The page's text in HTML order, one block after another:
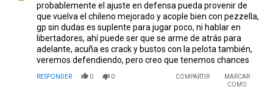
probablemente el ajuste en defensa pueda provenir de
que vuelva el chileno mejorado y acople bien con pezzella,
gp sin dudas es suplente para jugar poco, ni hablar en
libertadores, ahí puede ser que se arme de atrás para
adelante, acuña es crack y bustos con la pelota también,
veremos defendiendo, pero creo que tenemos chances
RESPONDER 0 0 COMPARTIR
MARCAR
COMO